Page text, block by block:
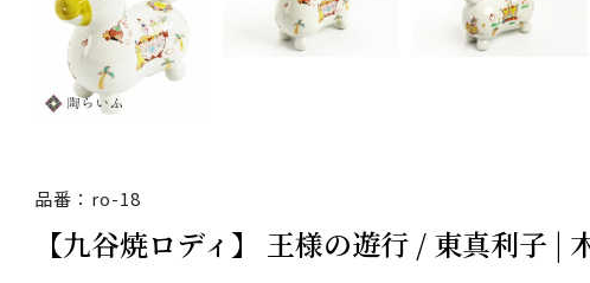
品番：ro-18
【九谷焼ロディ】 王様の遊行 / 東真利子 |